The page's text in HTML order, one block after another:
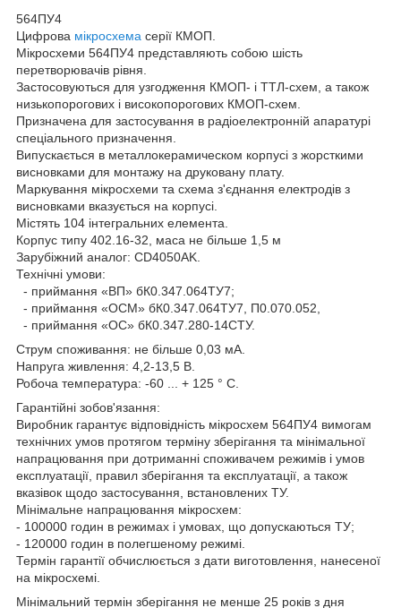
564ПУ4
Цифрова мікросхема серії КМОП.
Мікросхеми 564ПУ4 представляють собою шість
перетворювачів рівня.
Застосовуються для узгодження КМОП- і ТТЛ-схем, а також
низькопорогових і високопорогових КМОП-схем.
Призначена для застосування в радіоелектронній апаратурі
спеціального призначення.
Випускається в металлокерамическом корпусі з жорсткими
висновками для монтажу на друковану плату.
Маркування мікросхеми та схема з'єднання електродів з
висновками вказується на корпусі.
Містять 104 інтегральних елемента.
Корпус типу 402.16-32, маса не більше 1,5 м
Зарубіжний аналог: CD4050AK.
Технічні умови:
- приймання «ВП» бК0.347.064ТУ7;
- приймання «ОСМ» бК0.347.064ТУ7, П0.070.052,
- приймання «ОС» бК0.347.280-14СТУ.
Струм споживання: не більше 0,03 мА.
Напруга живлення: 4,2-13,5 В.
Робоча температура: -60 ... + 125 ° С.
Гарантійні зобов'язання:
Виробник гарантує відповідність мікросхем 564ПУ4 вимогам
технічних умов протягом терміну зберігання та мінімальної
напрацювання при дотриманні споживачем режимів і умов
експлуатації, правил зберігання та експлуатації, а також
вказівок щодо застосування, встановлених ТУ.
Мінімальне напрацювання мікросхем:
- 100000 годин в режимах і умовах, що допускаються ТУ;
- 120000 годин в полегшеному режимі.
Термін гарантії обчислюється з дати виготовлення, нанесеної
на мікросхемі.
Мінімальний термін зберігання не менше 25 років з дня